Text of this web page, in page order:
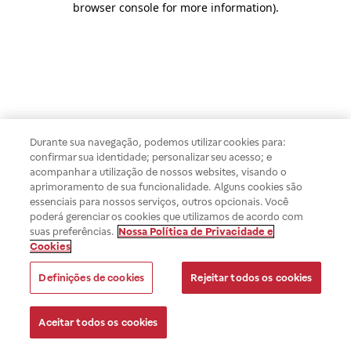
browser console for more information).
Durante sua navegação, podemos utilizar cookies para:
confirmar sua identidade; personalizar seu acesso; e
acompanhar a utilização de nossos websites, visando o
aprimoramento de sua funcionalidade. Alguns cookies são
essenciais para nossos serviços, outros opcionais. Você
poderá gerenciar os cookies que utilizamos de acordo com
suas preferências. Nossa Política de Privacidade e
Cookies
Definições de cookies Rejeitar todos os cookies
Aceitar todos os cookies